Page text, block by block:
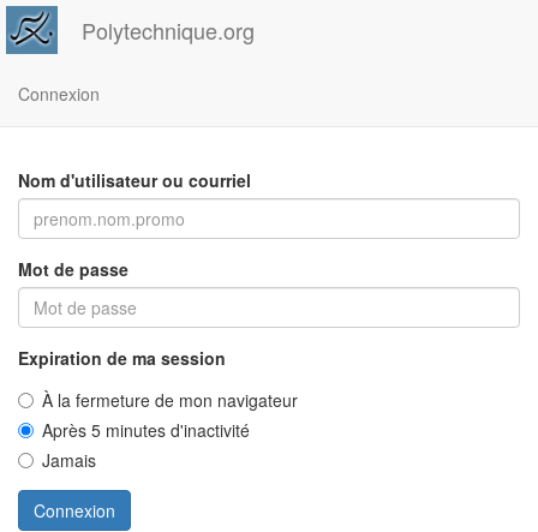
Polytechnique.org
Connexion
Nom d'utilisateur ou courriel
Mot de passe
Expiration de ma session
À la fermeture de mon navigateur
Après 5 minutes d'inactivité
Jamais